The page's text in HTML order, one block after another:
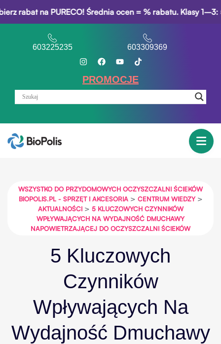
na PURECO! Średnia ocen = % rabatu. Klasy 1–3:
603225235 603309369
PROMOCJE
WSZYSTKO DO PRZYDOMOWYCH OCZYSZCZALNI ŚCIEKÓW
BIOPOLIS.PL - SPRZĘT I AKCESORIA> CENTRUM WIEDZY>
AKTUALNOŚCI> 5 KLUCZOWYCH CZYNNIKÓW
WPŁYWAJĄCYCH NA WYDAJNOŚĆ DMUCHAWY
NAPOWIETRZAJĄCEJ DO OCZYSZCZALNI ŚCIEKÓW
5 Kluczowych
Czynników
Wpływających Na
Wydajność Dmuchawy